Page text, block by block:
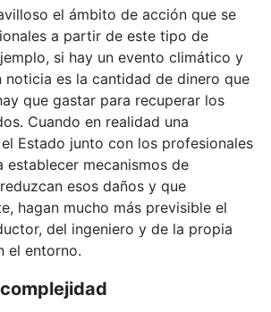
el ámbito de acción que se
a partir de este tipo de
si hay un evento climático y
es la cantidad de dinero que
que gastar para recuperar los
Cuando en realidad una
Estado junto con los profesionales
establecer mecanismos de
esos daños y que
hagan mucho más previsible el
del ingeniero y de la propia
el entorno.